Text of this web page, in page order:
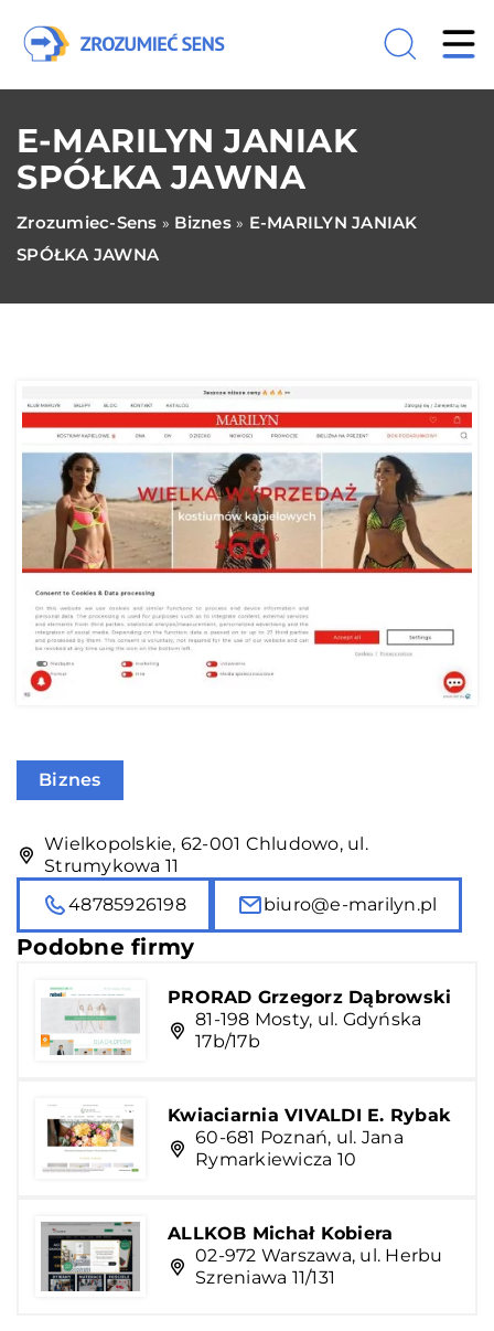
E-MARILYN JANIAK
SPÓŁKA JAWNA
Zrozumiec-Sens » Biznes» E-MARILYN JANIAK
SPÓŁKA JAWNA
Biznes
Wielkopolskie, 62-001 Chludowo, ul.
Strumykowa 11
48785926198
biuro@e-marilyn.pl
Podobne firmy
PRORAD Grzegorz Dąbrowski
81-198 Mosty, ul. Gdyńska
17b/17b
Kwiaciarnia VIVALDI E. Rybak
60-681 Poznań, ul. Jana
Rymarkiewicza 10
ALLKOB Michał Kobiera
02-972 Warszawa, ul. Herbu
Szreniawa 11/131